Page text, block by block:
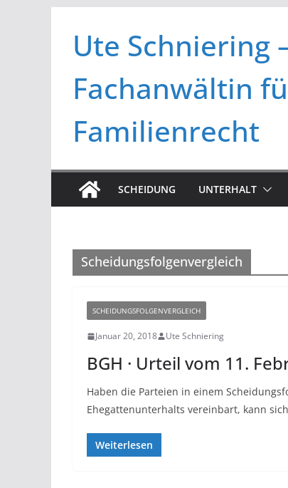
Inhalt
springen
Ute Schniering
Fachanwältin
Familienrecht
SCHEIDUNG UNTERHALT
Scheidungsfolgenvergleich
SCHEIDUNGSFOLGENVERGLEICH
Januar 20, 2018 Ute Schniering
BGH · Urteil vom 11.
Haben die Parteien in einem
Ehegattenunterhalts vereinbart, kann
Weiterlesen